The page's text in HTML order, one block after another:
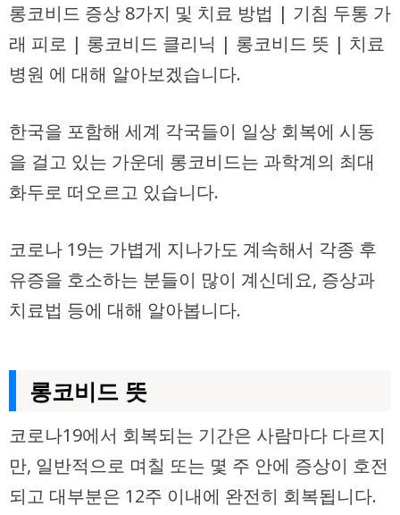
롱코비드 증상 8가지 및 치료 방법 | 기침 두통 가
래 피로 | 롱코비드 클리닉 | 롱코비드 뜻 | 치료
병원 에 대해 알아보겠습니다.
한국을 포함해 세계 각국들이 일상 회복에 시동
을 걸고 있는 가운데 롱코비드는 과학계의 최대
화두로 떠오르고 있습니다.
코로나 19는 가볍게 지나가도 계속해서 각종 후
유증을 호소하는 분들이 많이 계신데요, 증상과
치료법 등에 대해 알아봅니다.
롱코비드 뜻
코로나19에서 회복되는 기간은 사람마다 다르지
만, 일반적으로 며칠 또는 몇 주 안에 증상이 호전
되고 대부분은 12주 이내에 완전히 회복됩니다.